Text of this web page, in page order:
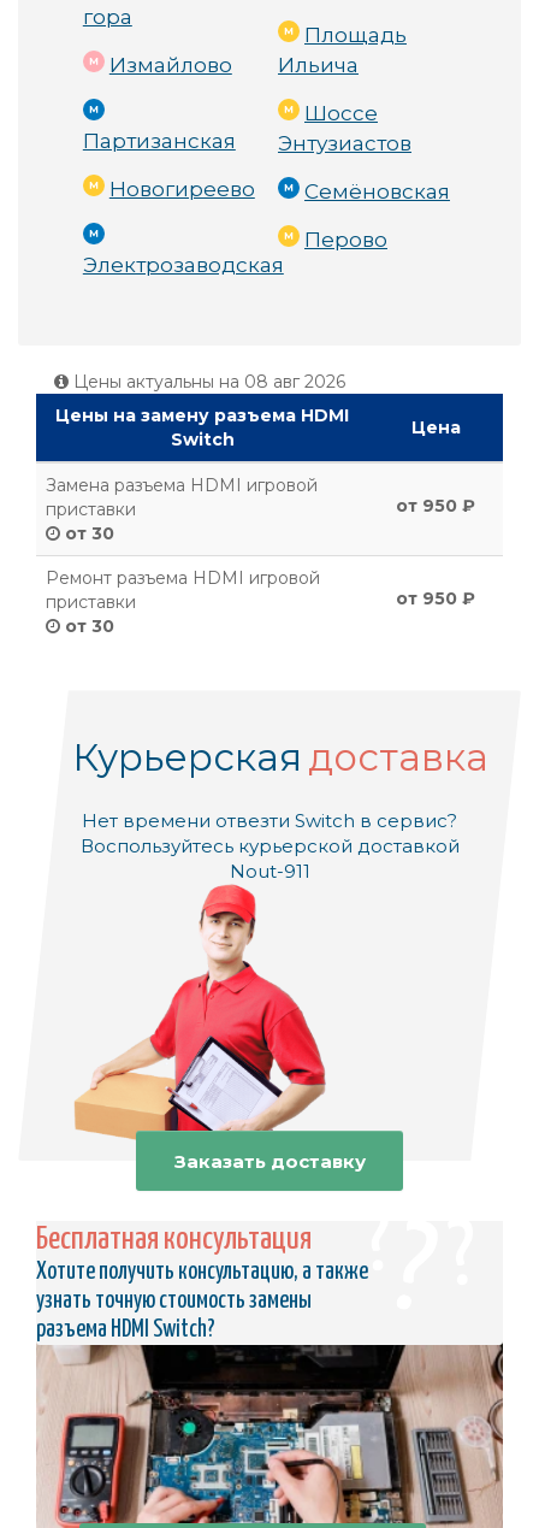
гора
Измайлово
Партизанская
Новогиреево
Электрозаводская
Площадь
Ильича
Шоссе
Энтузиастов
Семёновская
Перово
Цены актуальны на 08 авг 2026
Цены на замену разъема HDMI
Switch
Цена
Замена разъема HDMI игровой
приставки
от 30
от 950 ₽
Ремонт разъема HDMI игровой
приставки
от 30
от 950 ₽
Курьерская доставка
Нет времени отвезти Switch в сервис?
Воспользуйтесь курьерской доставкой
Nout-911
Заказать доставку
Бесплатная консультация
Хотите получить консультацию, а также
узнать точную стоимость замены
разъема HDMI Switch?